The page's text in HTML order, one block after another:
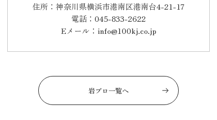
住所：神奈川県横浜市港南区港南台4-21-17
電話：045-833-2622
Eメール：info@100kj.co.jp
岩ブロ一覧へ